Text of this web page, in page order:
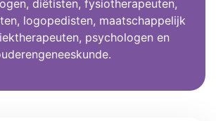
diëtisten, fysiotherapeuten,
logopedisten, maatschappelijk
psychologen en